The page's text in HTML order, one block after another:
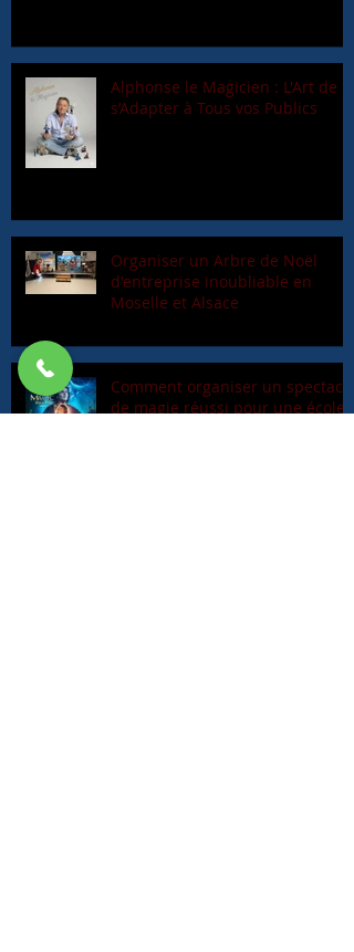
Alphonse le Magicien : L'Art de
s’Adapter à Tous vos Publics
Organiser un Arbre de Noël
d'entreprise inoubliable en
Moselle et Alsace
Comment organiser un spectacle
de magie réussi pour une école